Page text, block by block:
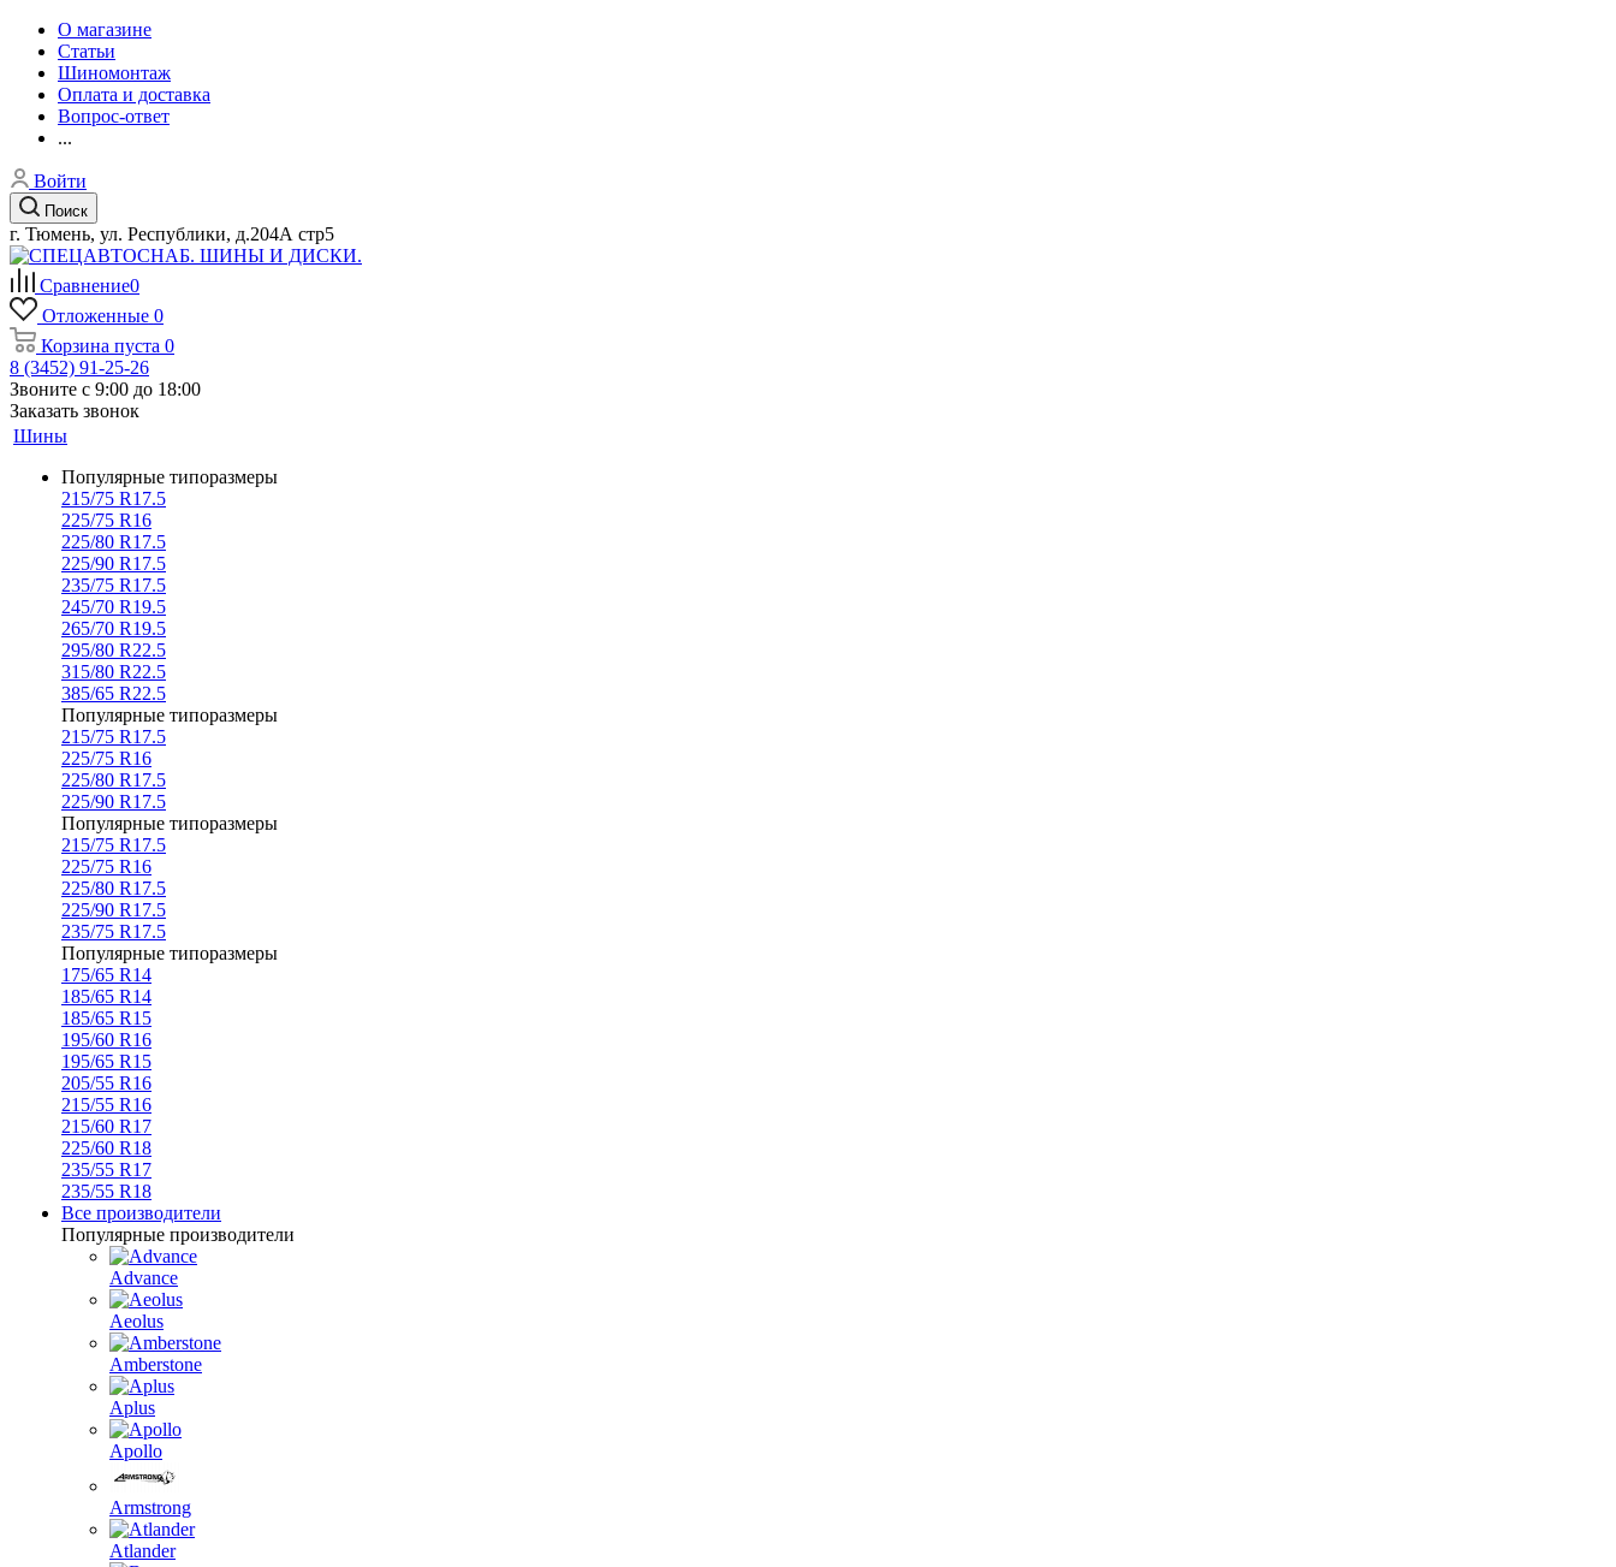
О магазине
Статьи
Шиномонтаж
Оплата и доставка
Вопрос-ответ
...
Войти
Поиск
г. Тюмень, ул. Республики, д.204А стр5
Сравнение0
Отложенные 0
Корзина пуста 0
8 (3452) 91-25-26
Звоните с 9:00 до 18:00
Заказать звонок
Шины
Популярные типоразмеры
215/75 R17.5
225/75 R16
225/80 R17.5
225/90 R17.5
235/75 R17.5
245/70 R19.5
265/70 R19.5
295/80 R22.5
315/80 R22.5
385/65 R22.5
Популярные типоразмеры
215/75 R17.5
225/75 R16
225/80 R17.5
225/90 R17.5
Популярные типоразмеры
215/75 R17.5
225/75 R16
225/80 R17.5
225/90 R17.5
235/75 R17.5
Популярные типоразмеры
175/65 R14
185/65 R14
185/65 R15
195/60 R16
195/65 R15
205/55 R16
215/55 R16
215/60 R17
225/60 R18
235/55 R17
235/55 R18
Все производители
Популярные производители
Advance
Aeolus
Amberstone
Aplus
Apollo
Armstrong
Atlander